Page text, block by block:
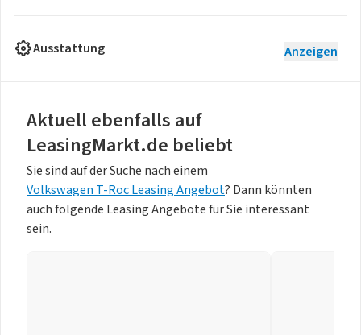
Ausstattung Anzeigen
Aktuell ebenfalls auf
LeasingMarkt.de beliebt
Sie sind auf der Suche nach einem
Volkswagen T-Roc Leasing Angebot? Dann könnten
auch folgende Leasing Angebote für Sie interessant
sein.